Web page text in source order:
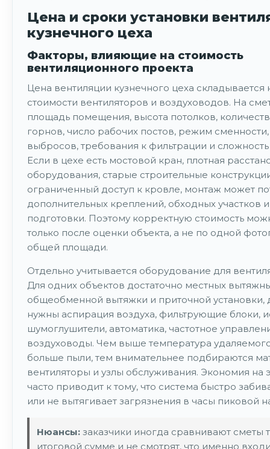
Цена и сроки установки
кузнечного цеха
Факторы, влияющие на стоимость
вентиляционного проекта
Цена вентиляции кузнечного цеха складывается
стоимости вентиляторов и воздуховодов. На
площадь помещения, высота потолков,
горнов, число рабочих постов, режим сменности,
выбросов, требования к фильтрации и
Если в цехе есть мостовой кран, плотная
оборудования, старые строительные
ограниченный доступ к кровле, монтаж может
дополнительных креплений, обходных участков
подготовки. Поэтому корректную стоимость
только после оценки объекта, а не по одной
общей площади.
Отдельно учитывается оборудование для
Для одних объектов достаточно местных
общеобменной вытяжки и приточной установки,
нужны аспирация воздуха, фильтрующие блоки,
шумоглушители, автоматика, частотное
воздуховоды. Чем выше температура
больше пыли, тем внимательнее подбираются
вентиляторы и узлы обслуживания. Экономия на
часто приводит к тому, что система быстро
или не вытягивает загрязнения в часы пиковой
Нюансы: заказчики иногда сравнивают сметы
итоговой сумме и не смотрят, что именно